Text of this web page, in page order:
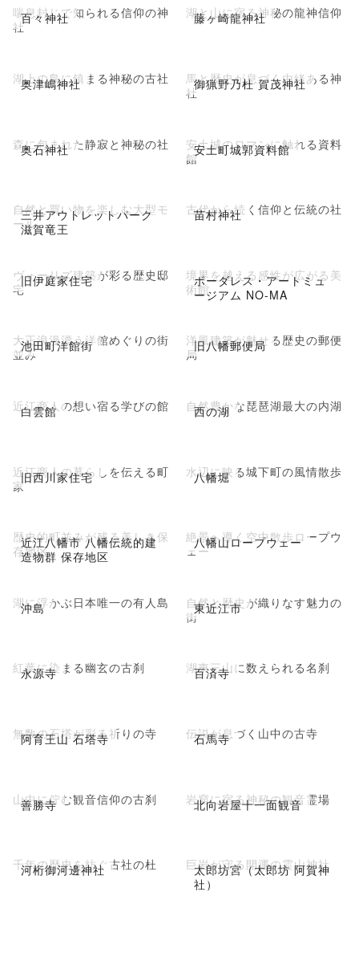
百々神社
喘息封じで知られる信仰の神
社
藤ヶ崎龍神社
湖と山に宿る神秘の龍神信仰
奥津嶋神社
湖上の島に鎮まる神秘の古社 御猟野乃杜 賀茂神社
馬と歴史が息づく由緒ある神
社
奥石神社
森に包まれた静寂と神秘の社 安土町城郭資料館
安土城のロマンに触れる資料
館
三井アウトレットパーク
滋賀竜王
自然と買い物を楽しむ大型モ
ール
苗村神社
古代から続く信仰と伝統の社
旧伊庭家住宅
ヴォーリズ建築が彩る歴史邸
宅
ボーダレス・アートミュ
ージアム NO-MA
境界を越える感性が広がる美
術館
池田町洋館街
大正浪漫漂う洋館めぐりの街
並み
旧八幡郵便局
洋風建築が魅せる歴史の郵便
局
白雲館
近江商人の想い宿る学びの館 西の湖
自然豊かな琵琶湖最大の内湖
旧西川家住宅
近江商人の暮らしを伝える町
家
八幡堀
水辺に映る城下町の風情散歩
近江八幡市 八幡伝統的建
造物群 保存地区
歴史的町並みが残る美しき保
存地区
八幡山ロープウェー
絶景へ導く空中散歩ロープウ
ェー
沖島
湖に浮かぶ日本唯一の有人島 東近江市
自然と歴史が織りなす魅力の
街
永源寺
紅葉に染まる幽玄の古刹 百済寺
湖東三山に数えられる名刹
阿育王山 石塔寺
無数の石塔が彩る祈りの寺 石馬寺
伝説が息づく山中の古寺
善勝寺
山中に佇む観音信仰の古刹 北向岩屋十一面観音
岩窟に宿る神秘の観音霊場
河桁御河邊神社
千年の歴史を紡ぐ古社の杜
太郎坊宮（太郎坊 阿賀神
社）
巨岩が守る開運の霊山神社